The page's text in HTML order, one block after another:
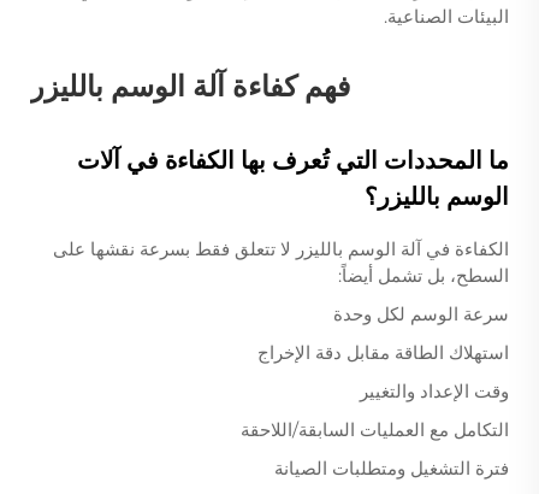
البيئات الصناعية.
فهم كفاءة آلة الوسم بالليزر
ما المحددات التي تُعرف بها الكفاءة في آلات
الوسم بالليزر؟
الكفاءة في آلة الوسم بالليزر لا تتعلق فقط بسرعة نقشها على
السطح، بل تشمل أيضاً:
سرعة الوسم لكل وحدة
استهلاك الطاقة مقابل دقة الإخراج
وقت الإعداد والتغيير
التكامل مع العمليات السابقة/اللاحقة
فترة التشغيل ومتطلبات الصيانة